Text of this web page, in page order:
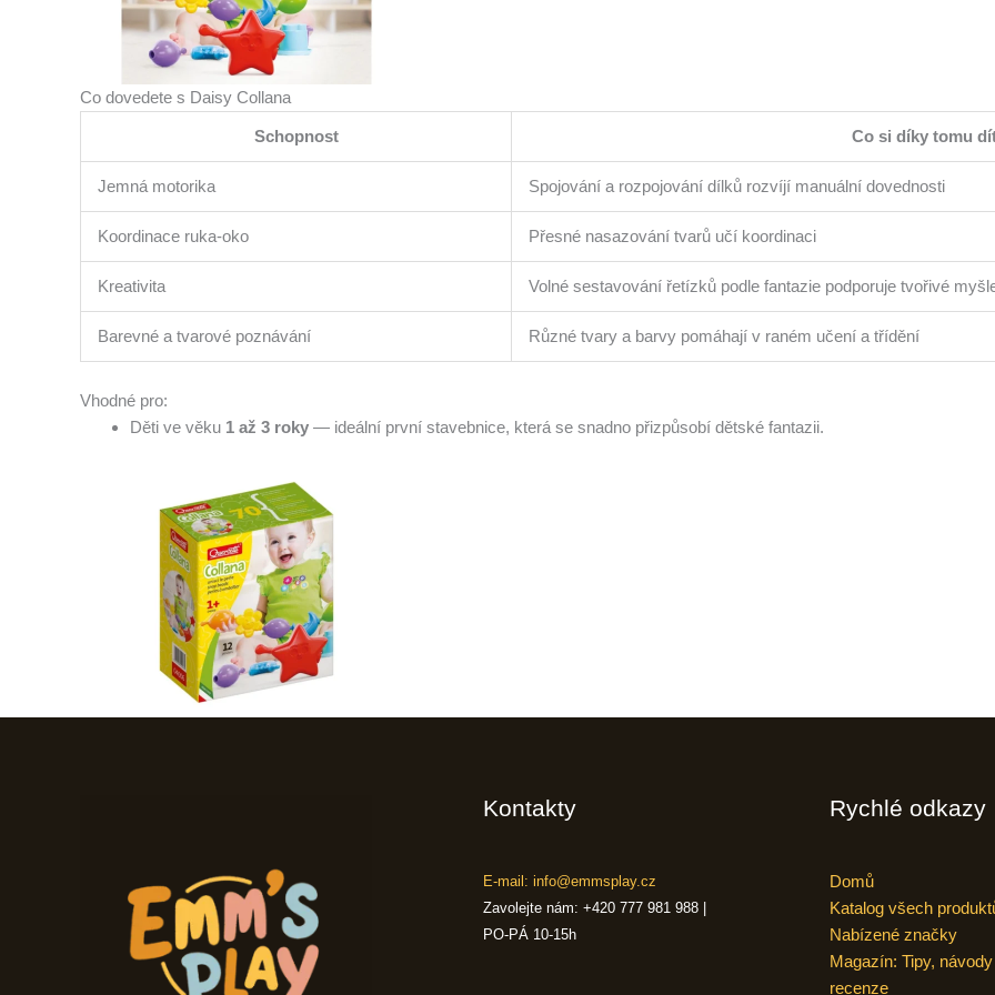
Co dovedete s Daisy Collana
Schopnost Co si díky tomu
Jemná motorika Spojování a rozpojování dílků rozvíjí manuální dovednosti
Koordinace ruka-oko Přesné nasazování tvarů učí koordinaci
Kreativita Volné sestavování řetízků podle fantazie podporuje tvořivé
Barevné a tvarové poznávání Různé tvary a barvy pomáhají v raném učení a třídění
Vhodné pro:
Děti ve věku 1 až 3 roky — ideální první stavebnice, která se snadno přizpůsobí dětské fantazii.
Kontakty
E-mail: info@emmsplay.cz
Zavolejte nám: +420 777 981 988 |
PO-PÁ 10-15h
Rychlé odkazy
Domů
Katalog všech
Nabízené značky
Magazín: Tipy,
recenze